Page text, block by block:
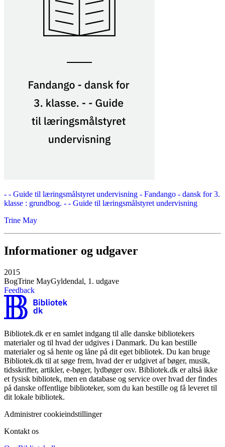
- - Guide til læringsmålstyret undervisning - Fandango - dansk for 3.
klasse : grundbog. - - Guide til læringsmålstyret undervisning
Trine May
Informationer og udgaver
2015
BogTrine MayGyldendal, 1. udgave
Feedback
Bibliotek.dk er en samlet indgang til alle danske bibliotekers
materialer og til hvad der udgives i Danmark. Du kan bestille
materialer og så hente og låne på dit eget bibliotek. Du kan bruge
Bibliotek.dk til at søge frem, hvad der er udgivet af bøger, musik,
tidsskrifter, artikler, e-bøger, lydbøger osv. Bibliotek.dk er altså ikke
et fysisk bibliotek, men en database og service over hvad der findes
på danske offentlige biblioteker, som du kan bestille og få leveret til
dit lokale bibliotek.
Administrer cookieindstillinger
Kontakt os